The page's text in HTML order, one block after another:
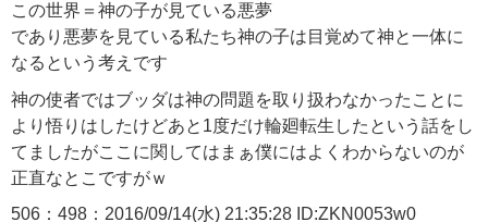
この世界＝神の子が見ている悪夢
であり悪夢を見ている私たち神の子は目覚めて神と一体に
なるという考えです
神の使者ではブッダは神の問題を取り扱わなかったことに
より悟りはしたけどあと1度だけ輪廻転生したという話をし
てましたがここに関してはまぁ僕にはよくわからないのが
正直なとこですがｗ
506：498：2016/09/14(水) 21:35:28 ID:ZKN0053w0